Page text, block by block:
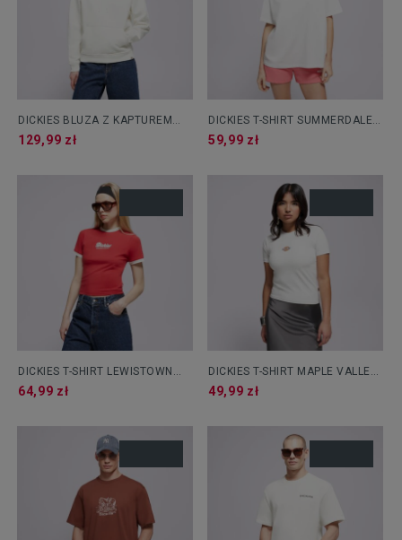
DICKIES BLUZA Z KAPTUREM
CLANCY HOODIE W
129,99 zł
DICKIES T-SHIRT SUMMERDALE
SS TEE
59,99 zł
DICKIES T-SHIRT LEWISTOWN
RINGER SS TEE W
64,99 zł
DICKIES T-SHIRT MAPLE VALLEY
REG TEE W
49,99 zł